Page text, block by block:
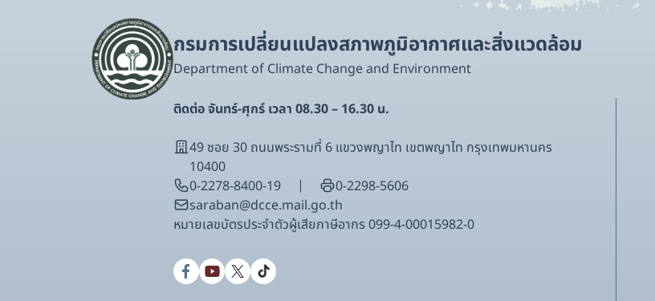
กรมการเปลี่ยนแปลงสภาพภูมิอากาศและสิ่งแวดล้อม
Department of Climate Change and Environment
ติดต่อ จันทร์-ศุกร์ เวลา 08.30 – 16.30 น.
49 ซอย 30 ถนนพระรามที่ 6 แขวงพญาไท เขตพญาไท กรุงเทพมหานคร
10400
0-2278-8400-19
0-2298-5606
saraban@dcce.mail.go.th
หมายเลขบัตรประจําตัวผู้เสียภาษีอากร 099-4-00015982-0